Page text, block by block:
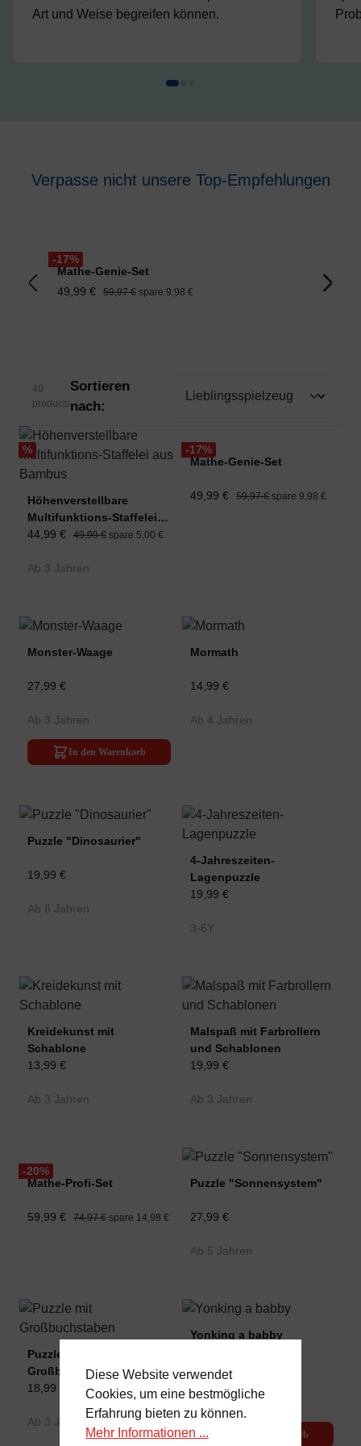
Art und Weise begreifen können.
Verpasse nicht unsere Top-Empfehlungen
-17%
Mathe-Genie-Set
49,99 €
59,97 € spare 9,98 €
40
products
Sortieren
nach:
%
Höhenverstellbare
Multifunktions-Staffelei
aus Bambus
44,99 € 49,99 € spare 5,00 €
Ab 3 Jahren
-17%
Mathe-Genie-Set
49,99 € 59,97 € spare 9,98 €
Monster-Waage
27,99 €
Ab 3 Jahren
In den Warenkorb
Mormath
14,99 €
Ab 4 Jahren
Puzzle "Dinosaurier"
19,99 €
Ab 6 Jahren
4-Jahreszeiten-
Lagenpuzzle
19,99 €
3-6Y
Kreidekunst mit
Schablone
13,99 €
Ab 3 Jahren
Malspaß mit Farbrollern
und Schablonen
19,99 €
Ab 3 Jahren
-20%
Mathe-Profi-Set
59,99 € 74,97 € spare 14,98 €
Puzzle "Sonnensystem"
27,99 €
Ab 5 Jahren
Puzzle mit
Großbuchstaben
18,99 €
Ab 3 Jahren
Yonking a babby
39,99 €
Ab 3 Jahren
In den Warenkorb
Diese Website verwendet
Cookies, um eine bestmögliche
Erfahrung bieten zu können.
Mehr Informationen ...